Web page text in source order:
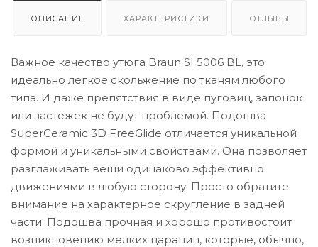
ОПИСАНИЕ ХАРАКТЕРИСТИКИ ОТЗЫВЫ
Важное качество утюга Braun SI 5006 BL, это
идеально легкое скольжение по тканям любого
типа. И даже препятствия в виде пуговиц, запонок
или застежек не будут проблемой. Подошва
SuperCeramic 3D FreeGlide отличается уникальной
формой и уникальными свойствами. Она позволяет
разглаживать вещи одинаково эффективно
движениями в любую сторону. Просто обратите
внимание на характерное скругление в задней
части. Подошва прочная и хорошо противостоит
возникновению мелких царапин, которые, обычно,